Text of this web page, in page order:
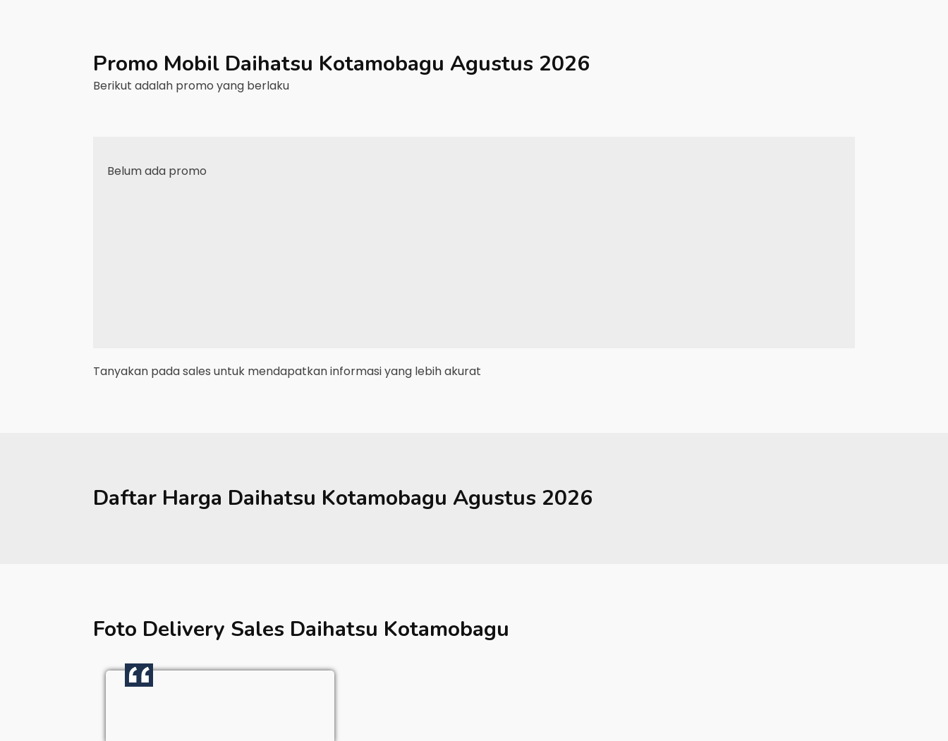
Promo Mobil Daihatsu Kotamobagu Agustus 2026
Berikut adalah promo yang berlaku
Belum ada promo
Tanyakan pada sales untuk mendapatkan informasi yang lebih akurat
Daftar Harga Daihatsu Kotamobagu Agustus 2026
Foto Delivery Sales Daihatsu Kotamobagu